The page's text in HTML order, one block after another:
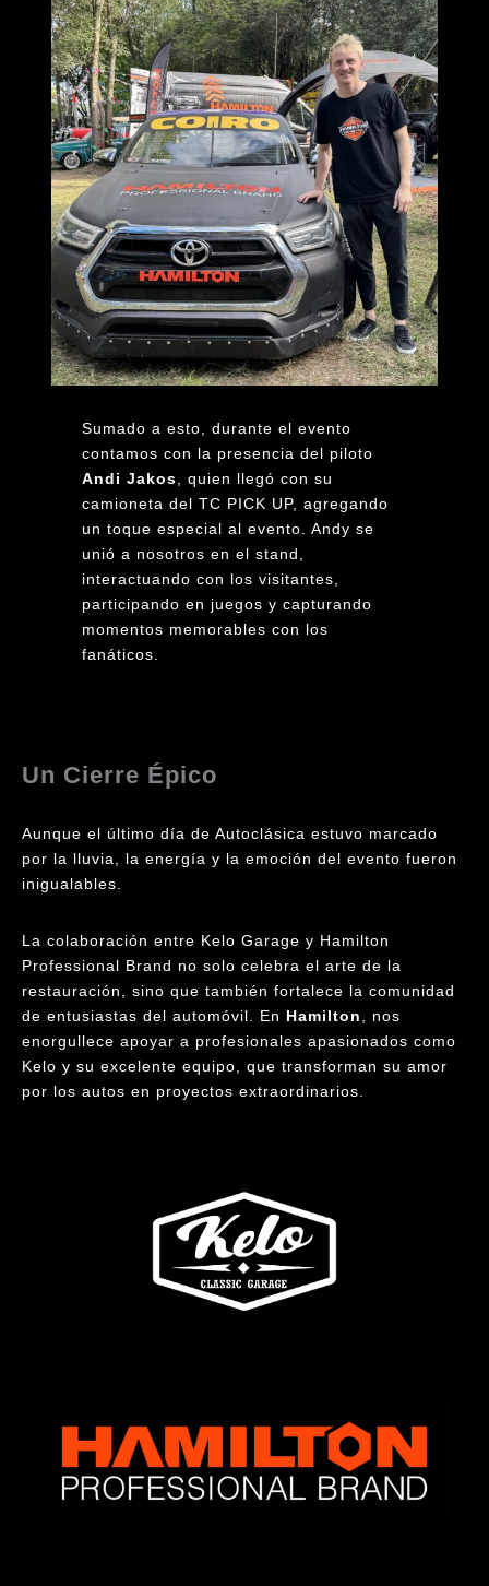
Sumado a esto, durante el evento
contamos con la presencia del piloto
Andi Jakos, quien llegó con su
camioneta del TC PICK UP, agregando
un toque especial al evento. Andy se
unió a nosotros en el stand,
interactuando con los visitantes,
participando en juegos y capturando
momentos memorables con los
fanáticos.
Un Cierre Épico
Aunque el último día de Autoclásica estuvo marcado
por la lluvia, la energía y la emoción del evento fueron
inigualables.
La colaboración entre Kelo Garage y Hamilton
Professional Brand no solo celebra el arte de la
restauración, sino que también fortalece la comunidad
de entusiastas del automóvil. En Hamilton
, nos
enorgullece apoyar a profesionales apasionados como
Kelo y su excelente equipo, que transforman su amor
por los autos en proyectos extraordinarios.